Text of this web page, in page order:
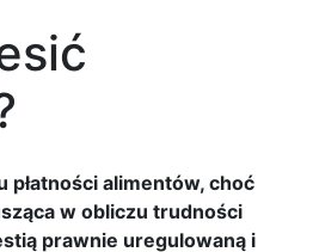
płatności alimentów, choć
w obliczu trudności
prawnie uregulowaną i